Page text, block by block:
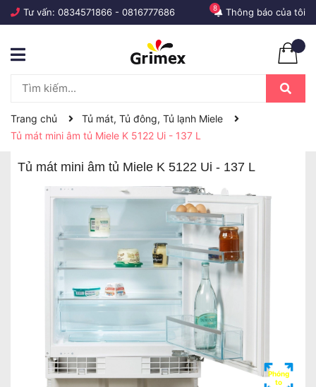
Tư vấn: 0834571866 - 0816777686 Thông báo của tôi
8
Trang chủ
Tủ mát, Tủ đông, Tủ lạnh Miele
Tủ mát mini âm tủ Miele K 5122 Ui - 137 L
Tủ mát mini âm tủ Miele K 5122 Ui - 137 L
Phóng
to